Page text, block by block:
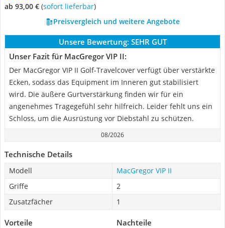
ab 93,00 € ( Sofort lieferbar)
Preisvergleich und weitere Angebote
Unsere Bewertung: SEHR GUT
Unser Fazit für MacGregor VIP II:
Der MacGregor VIP II Golf-Travelcover verfügt über verstärkte
Ecken, sodass das Equipment im Inneren gut stabilisiert
wird. Die äußere Gurtverstärkung finden wir für ein
angenehmes Tragegefühl sehr hilfreich. Leider fehlt uns ein
Schloss, um die Ausrüstung vor Diebstahl zu schützen.
08/2026
Technische Details
Modell
MacGregor VIP II
Griffe
2
Zusatzfächer
1
Vorteile Nachteile